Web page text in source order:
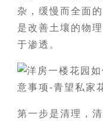
杂，缓慢而全面
是改善土壤的物
于渗透。
第一步是清理，